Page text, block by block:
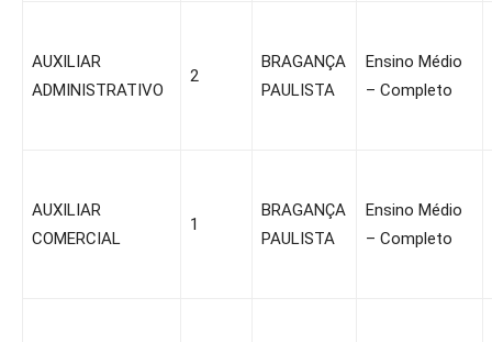
AUXILIAR
ADMINISTRATIVO
2
BRAGANÇA
PAULISTA
Ensino Médio
– Completo
AUXILIAR
COMERCIAL
1
BRAGANÇA
PAULISTA
Ensino Médio
– Completo